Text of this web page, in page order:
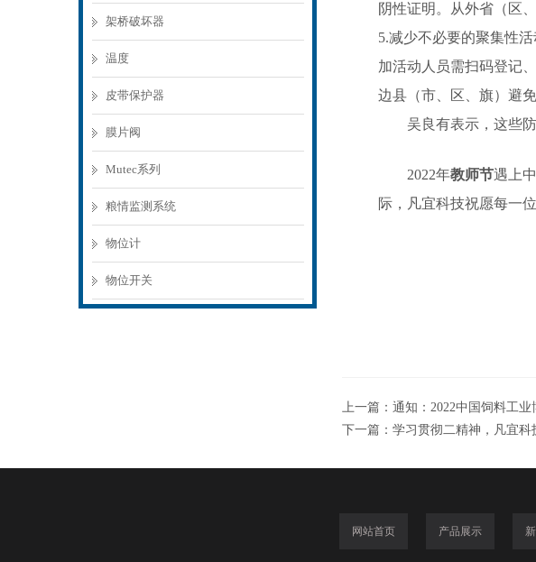
架桥破坏器
温度
皮带保护器
膜片阀
Mutec系列
粮情监测系统
物位计
物位开关
阴性证明。从外省（区
5.减少不必要的聚集性
加活动人员需扫码登记
边县（市、区、旗）避
吴良有表示，这些
2022年教师节遇上
际，凡宜科技祝愿每一
上一篇： 通知：2022中国饲料工业
下一篇： 学习贯彻二精神，凡宜科
网站首页 产品展示